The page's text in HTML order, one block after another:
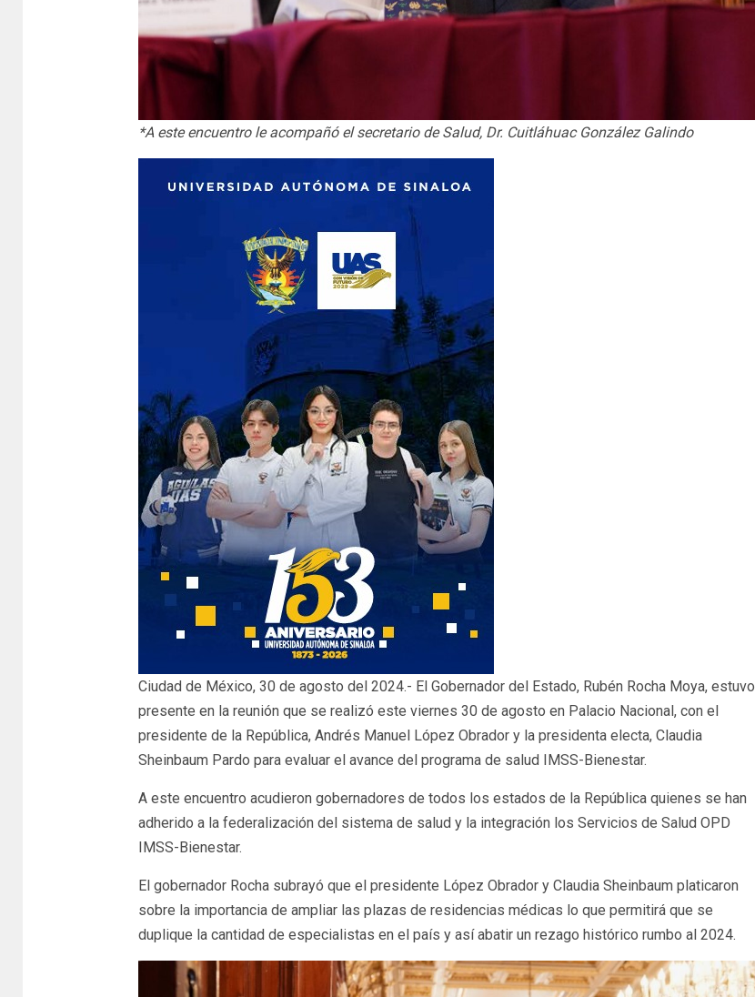
*A este encuentro le acompañó el secretario de Salud, Dr. Cuitláhuac González Galindo
Ciudad de México, 30 de agosto del 2024.- El Gobernador del Estado, Rubén Rocha Moya, estuvo
presente en la reunión que se realizó este viernes 30 de agosto en Palacio Nacional, con el
presidente de la República, Andrés Manuel López Obrador y la presidenta electa, Claudia
Sheinbaum Pardo para evaluar el avance del programa de salud IMSS-Bienestar.
A este encuentro acudieron gobernadores de todos los estados de la República quienes se han
adherido a la federalización del sistema de salud y la integración los Servicios de Salud OPD
IMSS-Bienestar.
El gobernador Rocha subrayó que el presidente López Obrador y Claudia Sheinbaum platicaron
sobre la importancia de ampliar las plazas de residencias médicas lo que permitirá que se
duplique la cantidad de especialistas en el país y así abatir un rezago histórico rumbo al 2024.